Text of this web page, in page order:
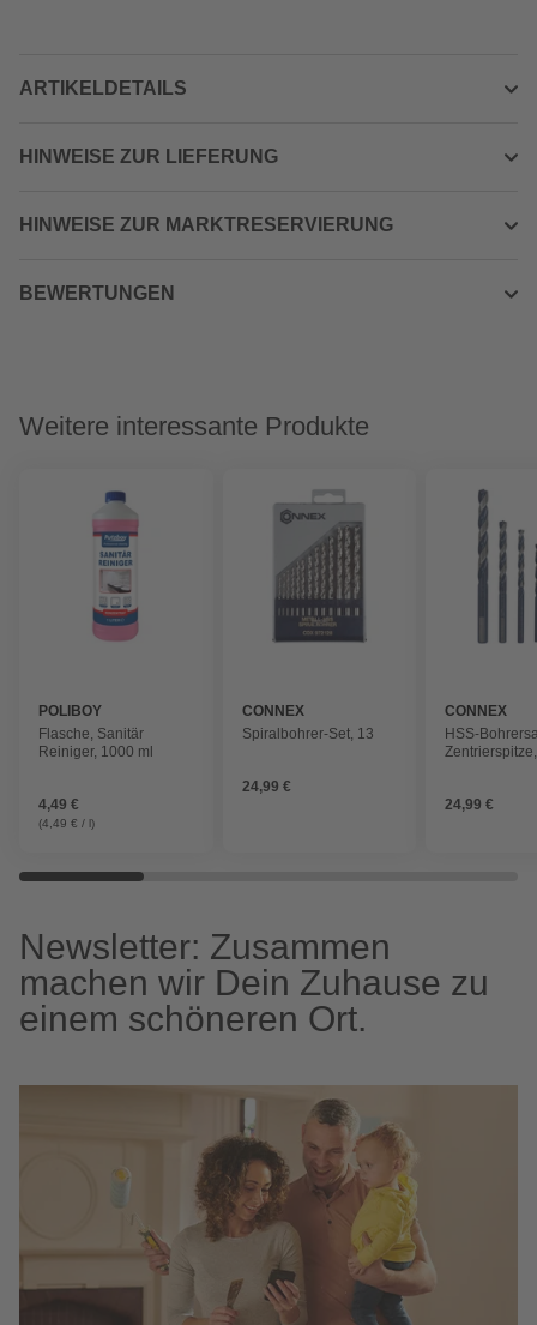
ARTIKELDETAILS
HINWEISE ZUR LIEFERUNG
HINWEISE ZUR MARKTRESERVIERUNG
BEWERTUNGEN
Weitere interessante Produkte
POLIBOY
Flasche, Sanitär
Reiniger, 1000 ml
4,49 €
(4,49 € / l)
CONNEX
Spiralbohrer-Set, 13
24,99 €
CONNEX
HSS-
24,99 €
Newsletter: Zusammen
machen wir Dein Zuhause zu
einem schöneren Ort.